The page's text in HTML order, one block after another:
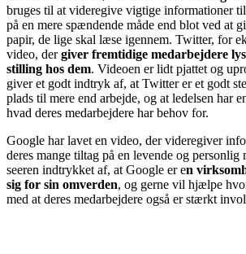
bruges til at videregive vigtige informationer
på en mere spændende måde end blot ved at
papir, de lige skal læse igennem. Twitter, for
video, dergiver fremtidige medarbejdere
stilling hos dem. Videoen er lidt pjattet og
giver et godt indtryk af, at Twitter er et godt
plads til mere end arbejde, og at ledelsen har
hvad deres medarbejdere har behov for.
Google har lavet en video, der videregiver
deres mange tiltag på en levende og personlig
seeren indtrykket af, at Google er en
sig for sin omverden, og gerne vil hjælpe
med at deres medarbejdere også er stærkt